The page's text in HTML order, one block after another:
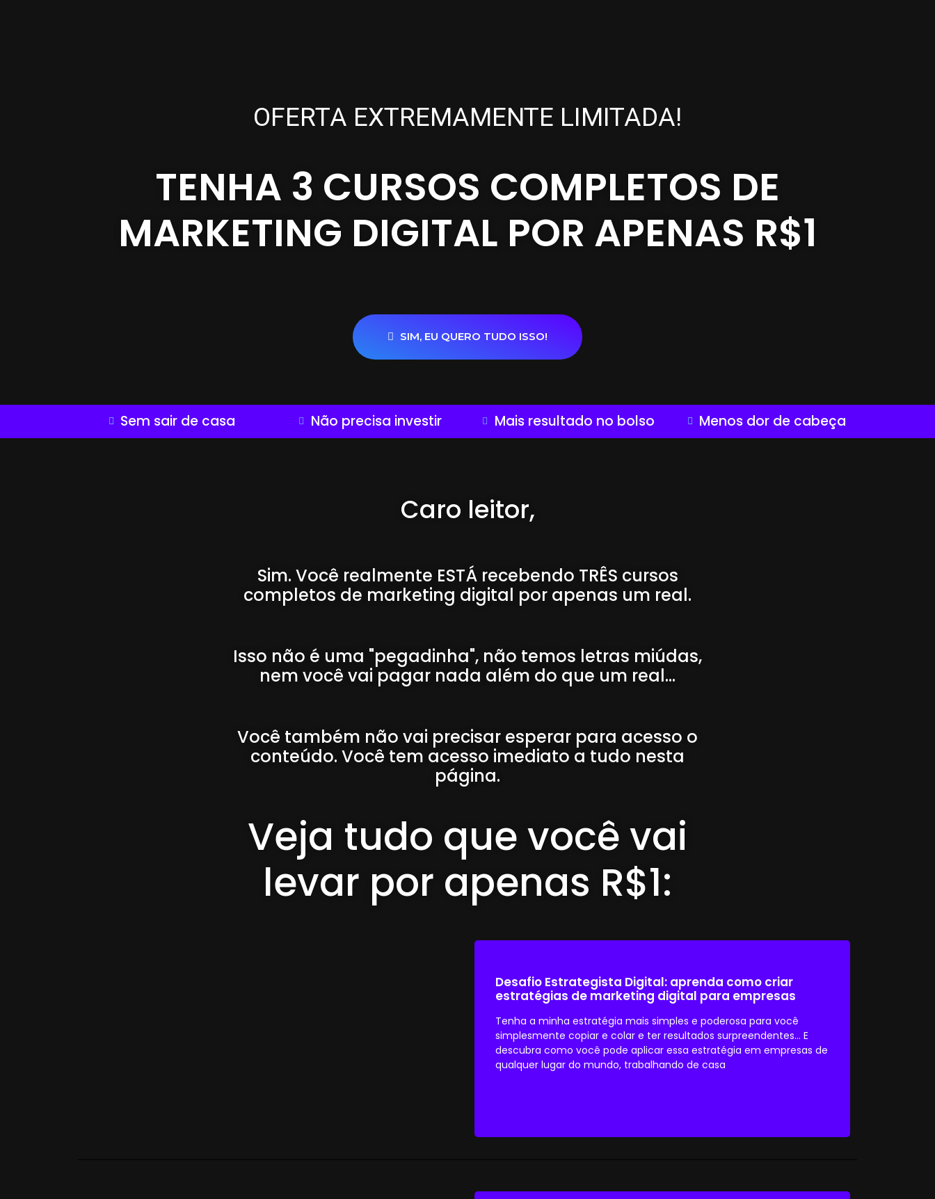
OFERTA EXTREMAMENTE LIMITADA!
TENHA 3 CURSOS COMPLETOS DE
MARKETING DIGITAL POR APENAS R$1
SIM, EU QUERO TUDO ISSO!
Sem sair de casa Não precisa investir Mais resultado no bolso Menos dor de cabeça
Caro leitor,
Sim. Você realmente ESTÁ recebendo TRÊS cursos
completos de marketing digital por apenas um real.
Isso não é uma "pegadinha", não temos letras miúdas,
nem você vai pagar nada além do que um real...
Você também não vai precisar esperar para acesso o
conteúdo. Você tem acesso imediato a tudo nesta
página.
Veja tudo que você vai
levar por apenas R$1:
Desafio Estrategista Digital: aprenda como criar
estratégias de marketing digital para empresas
Tenha a minha estratégia mais simples e poderosa para você
simplesmente copiar e colar e ter resultados surpreendentes... E
descubra como você pode aplicar essa estratégia em empresas de
qualquer lugar do mundo, trabalhando de casa